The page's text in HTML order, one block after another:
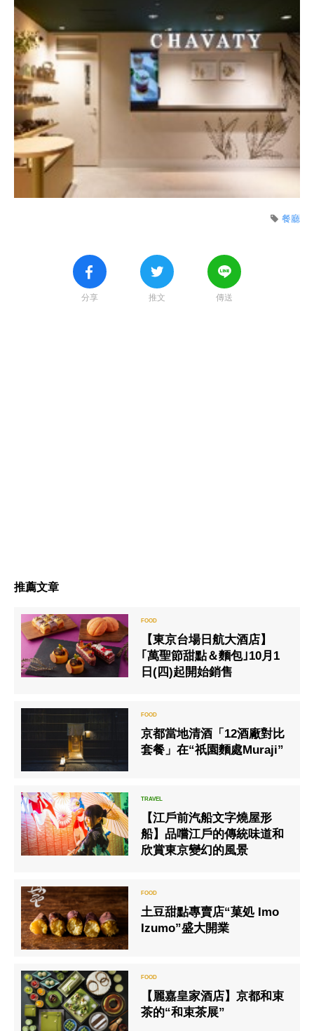
餐廳
分享 推文 傳送
推薦文章
【東京台場日航大酒店】
｢萬聖節甜點＆麵包｣10月1
日(四)起開始銷售
京都當地清酒「12酒廠對比
套餐」在“祇園麵處Muraji”
【江戶前汽船文字燒屋形
船】品嚐江戶的傳統味道和
欣賞東京變幻的風景
土豆甜點專賣店“菓処 Imo
Izumo”盛大開業
【麗嘉皇家酒店】京都和束
茶的“和束茶展”